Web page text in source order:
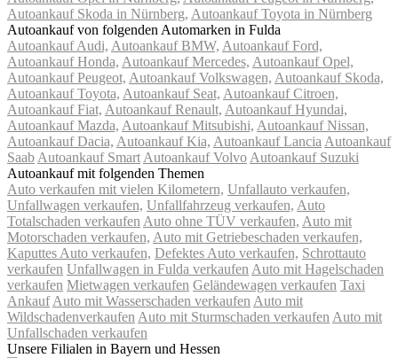
Autoankauf Skoda in Nürnberg, Autoankauf Toyota in Nürnberg
Autoankauf von folgenden Automarken in Fulda
Autoankauf Audi, Autoankauf BMW, Autoankauf Ford,
Autoankauf Honda, Autoankauf Mercedes, Autoankauf Opel,
Autoankauf Peugeot, Autoankauf Volkswagen, Autoankauf Skoda,
Autoankauf Toyota, Autoankauf Seat, Autoankauf Citroen,
Autoankauf Fiat, Autoankauf Renault, Autoankauf Hyundai,
Autoankauf Mazda, Autoankauf Mitsubishi, Autoankauf Nissan,
Autoankauf Dacia, Autoankauf Kia, Autoankauf Lancia Autoankauf
Saab Autoankauf Smart Autoankauf Volvo Autoankauf Suzuki
Autoankauf mit folgenden Themen
Auto verkaufen mit vielen Kilometern, Unfallauto verkaufen,
Unfallwagen verkaufen, Unfallfahrzeug verkaufen, Auto
Totalschaden verkaufen Auto ohne TÜV verkaufen, Auto mit
Motorschaden verkaufen, Auto mit Getriebeschaden verkaufen,
Kaputtes Auto verkaufen, Defektes Auto verkaufen, Schrottauto
verkaufen Unfallwagen in Fulda verkaufen Auto mit Hagelschaden
verkaufen Mietwagen verkaufen Geländewagen verkaufen Taxi
Ankauf Auto mit Wasserschaden verkaufen Auto mit
Wildschadenverkaufen Auto mit Sturmschaden verkaufen Auto mit
Unfallschaden verkaufen
Unsere Filialen in Bayern und Hessen